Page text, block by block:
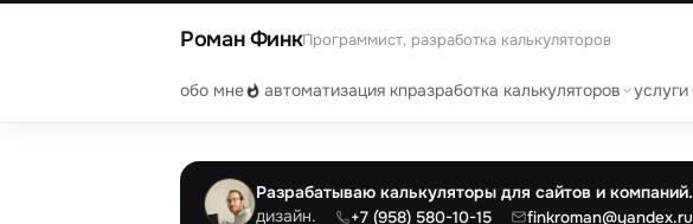
Роман ФинкПрограммист, разработка калькуляторов
обо мне автоматизация кпразработка калькуляторов услуги
Разрабатываю калькуляторы для сайтов и компаний.
дизайн.
+7 (958) 580-10-15 finkroman@yandex.ru